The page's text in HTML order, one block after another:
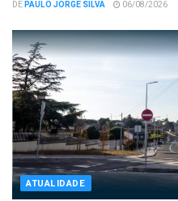
DEPAULO JORGE SILVA 06/08/2026
ATUALIDADE